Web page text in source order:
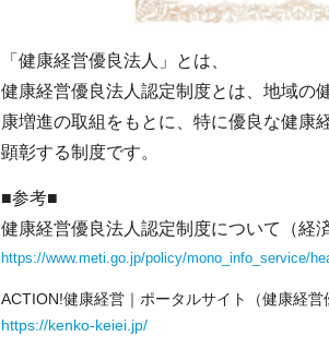
「健康経営優良法人」とは、
健康経営優良法人認定制度とは、地域の
康増進の取組をもとに、特に優良な健康
顕彰する制度です。
■参考■
健康経営優良法人認定制度について（経
https://www.meti.go.jp/policy/mono_info_service/
ACTION!健康経営｜ポータルサイト（健康経営
https://kenko-keiei.jp/